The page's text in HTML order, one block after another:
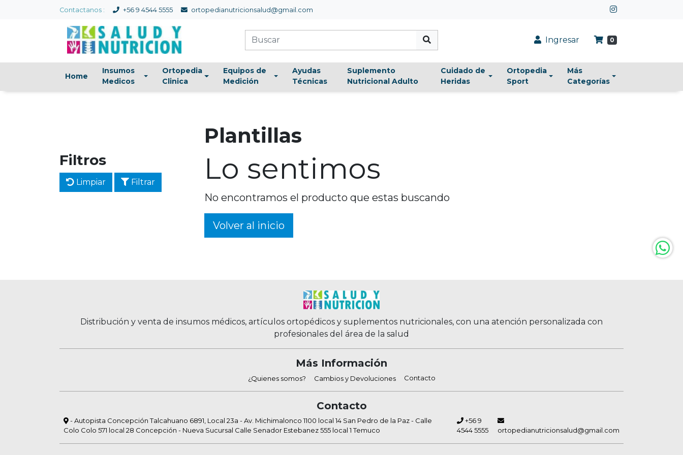
Contactanos : +56 9 4544 5555 ortopedianutricionsalud@gmail.com
Ingresar 0
Home
Insumos
Medicos
Ortopedia
Clinica
Equipos de
Medición
Ayudas
Técnicas
Suplemento
Nutricional Adulto
Cuidado de
Heridas
Ortopedia
Sport
Más
Categorías
Plantillas
Filtros
Limpiar Filtrar Lo sentimos
No encontramos el producto que estas buscando
Volver al inicio
Distribución y venta de insumos médicos, artículos ortopédicos y suplementos nutricionales, con una atención personalizada con
profesionales del área de la salud
Más Información
¿Quienes somos? Cambios y Devoluciones Contacto
Contacto
- Autopista Concepción Talcahuano 6891, Local 23a - Av. Michimalonco 1100 local 14 San Pedro de la Paz - Calle
Colo Colo 571 local 28 Concepción - Nueva Sucursal Calle Senador Estebanez 555 local 1 Temuco
+56 9
4544 5555
ortopedianutricionsalud@gmail.com